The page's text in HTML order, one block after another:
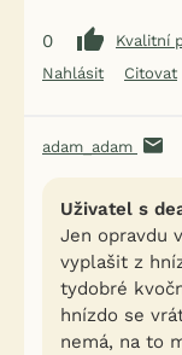
0
Kvalitní
Nahlásit
Citovat
adam_adam
Uživatel s
Jen opravdu
vyplašit z
tydobré
hnízdo se
nemá, na to